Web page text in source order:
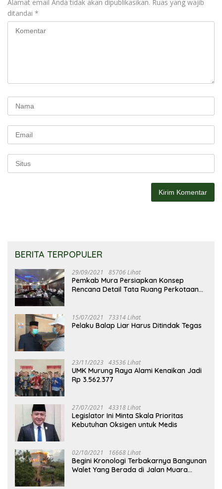
Alamat email Anda tidak akan dipublikasikan. Ruas yang wajib
ditandai *
BERITA TERPOPULER
29/09/2021 85706 Lihat
Pemkab Mura Persiapkan Konsep
Rencana Detail Tata Ruang Perkotaan
15/07/2021 73314 Lihat
Pelaku Balap Liar Harus Ditindak Tegas
23/11/2023 43536 Lihat
UMK Murung Raya Alami Kenaikan Jadi
Rp 3.562.377
27/07/2021 43318 Lihat
Legislator Ini Minta Skala Prioritas
Kebutuhan Oksigen untuk Medis
02/10/2021 16668 Lihat
Begini Kronologi Terbakarnya Bangunan
Walet Yang Berada di Jalan Muara